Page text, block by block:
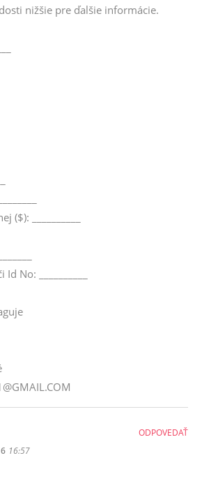
nižšie pre ďalšie informácie.
__________
No: __________
16:57
ODPOVEDAŤ